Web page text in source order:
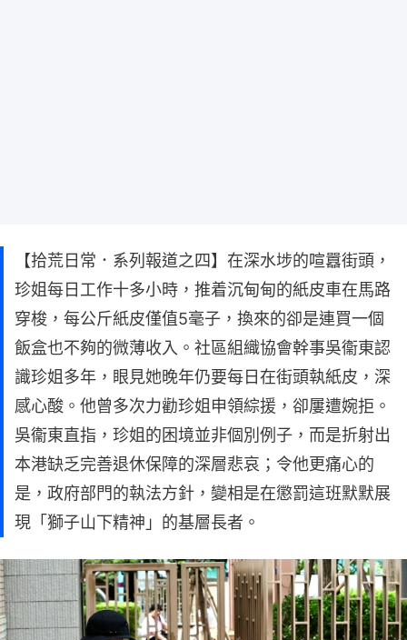
【拾荒日常．系列報道之四】在深水埗的喧囂街頭，
珍姐每日工作十多小時，推着沉甸甸的紙皮車在馬路
穿梭，每公斤紙皮僅值5毫子，換來的卻是連買一個
飯盒也不夠的微薄收入。社區組織協會幹事吳衞東認
識珍姐多年，眼見她晚年仍要每日在街頭執紙皮，深
感心酸。他曾多次力勸珍姐申領綜援，卻屢遭婉拒。
吳衞東直指，珍姐的困境並非個別例子，而是折射出
本港缺乏完善退休保障的深層悲哀；令他更痛心的
是，政府部門的執法方針，變相是在懲罰這班默默展
現「獅子山下精神」的基層長者。